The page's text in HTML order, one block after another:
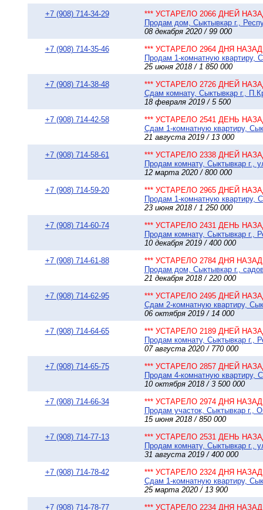
+7 (908) 714-34-29
*** УСТАРЕЛО 2066 ДНЕЙ
Продам дом, Сыктывкар г.,
08 декабря 2020 / 99 000
+7 (908) 714-35-46
*** УСТАРЕЛО 2964 ДНЯ НАЗАД
Продам 1-комнатную квартиру,
25 июня 2018 / 1 850 000
+7 (908) 714-38-48
*** УСТАРЕЛО 2726 ДНЕЙ
Сдам комнату, Сыктывкар г.,
18 февраля 2019 / 5 500
+7 (908) 714-42-58
*** УСТАРЕЛО 2541 ДЕНЬ
Сдам 1-комнатную квартиру,
21 августа 2019 / 13 000
+7 (908) 714-58-61
*** УСТАРЕЛО 2338 ДНЕЙ
Продам комнату, Сыктывкар г.,
12 марта 2020 / 800 000
+7 (908) 714-59-20
*** УСТАРЕЛО 2965 ДНЕЙ
Продам 1-комнатную квартиру,
23 июня 2018 / 1 250 000
+7 (908) 714-60-74
*** УСТАРЕЛО 2431 ДЕНЬ
Продам комнату, Сыктывкар г.,
10 декабря 2019 / 400 000
+7 (908) 714-61-88
*** УСТАРЕЛО 2784 ДНЯ НАЗАД
Продам дом, Сыктывкар г.,
21 декабря 2018 / 220 000
+7 (908) 714-62-95
*** УСТАРЕЛО 2495 ДНЕЙ
Сдам 2-комнатную квартиру,
06 октября 2019 / 14 000
+7 (908) 714-64-65
*** УСТАРЕЛО 2189 ДНЕЙ
Продам комнату, Сыктывкар г.,
07 августа 2020 / 770 000
+7 (908) 714-65-75
*** УСТАРЕЛО 2857 ДНЕЙ
Продам 4-комнатную квартиру,
10 октября 2018 / 3 500 000
+7 (908) 714-66-34
*** УСТАРЕЛО 2974 ДНЯ НАЗАД
Продам участок, Сыктывкар г.,
15 июня 2018 / 850 000
+7 (908) 714-77-13
*** УСТАРЕЛО 2531 ДЕНЬ
Продам комнату, Сыктывкар г.,
31 августа 2019 / 400 000
+7 (908) 714-78-42
*** УСТАРЕЛО 2324 ДНЯ НАЗАД
Сдам 1-комнатную квартиру,
25 марта 2020 / 13 900
+7 (908) 714-78-77
*** УСТАРЕЛО 2234 ДНЯ НАЗАД